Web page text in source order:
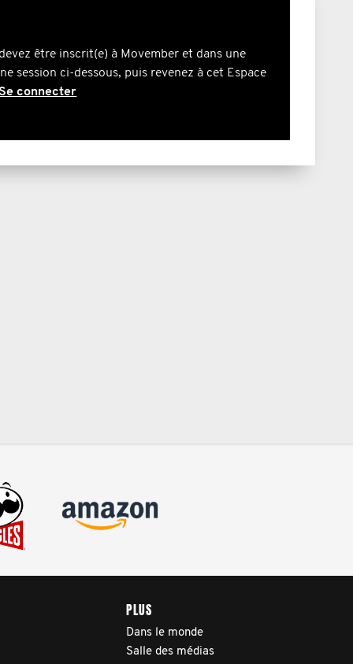
être inscrit(e) à Movember et dans une
session ci-dessous, puis revenez à cet Espace
Se connecter
PLUS
Dans le monde
Salle des médias